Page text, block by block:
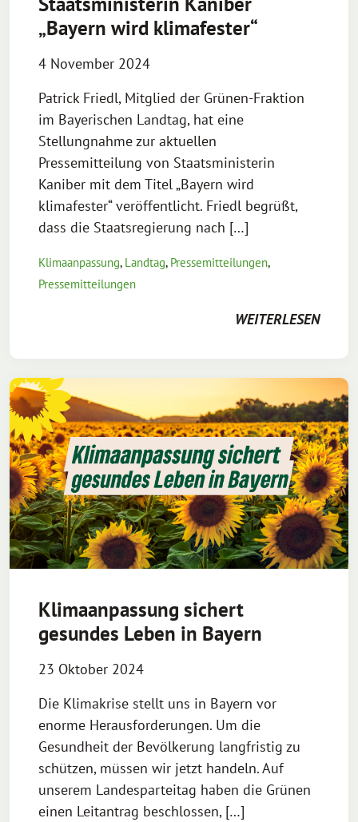
„Bayern wird klimafester“
4 November 2024
Patrick Friedl, Mitglied der Grünen-Fraktion
im Bayerischen Landtag, hat eine
Stellungnahme zur aktuellen
Pressemitteilung von Staatsministerin
Kaniber mit dem Titel „Bayern wird
klimafester“ veröffentlicht. Friedl begrüßt,
dass die Staatsregierung nach […]
Klimaanpassung, Landtag, Pressemitteilungen,
Pressemitteilungen
WEITERLESEN
Klimaanpassung sichert
gesundes Leben in Bayern
23 Oktober 2024
Die Klimakrise stellt uns in Bayern vor
enorme Herausforderungen. Um die
Gesundheit der Bevölkerung langfristig zu
schützen, müssen wir jetzt handeln. Auf
unserem Landesparteitag haben die Grünen
einen Leitantrag beschlossen, […]